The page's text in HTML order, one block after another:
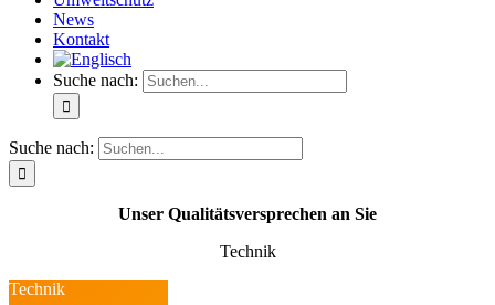
News
Kontakt
Suche nach:
Suche nach:
Unser Qualitätsversprechen an Sie
Technik
Technik